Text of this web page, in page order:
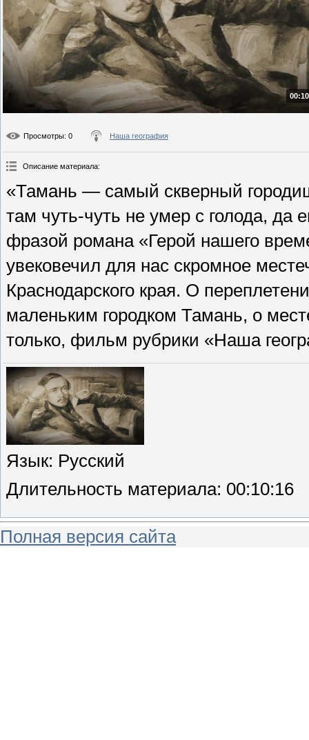
Просмотры: 0 Наша география
Описание материала:
«Тамань — самый скверный
там чуть-чуть не умер с голода, да
фразой романа «Герой нашего
увековечил для нас скромное
Краснодарского края. О
маленьким городком Тамань, о
только, фильм рубрики «Наша
Язык: Русский
Длительность материала: 00:10:16
Полная версия сайта